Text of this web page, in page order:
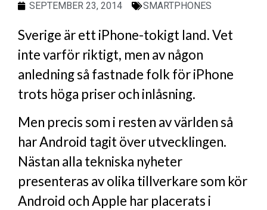
SEPTEMBER 23, 2014 SMARTPHONES
Sverige är ett iPhone-tokigt land. Vet
inte varför riktigt, men av någon
anledning så fastnade folk för iPhone
trots höga priser och inlåsning.
Men precis som i resten av världen så
har Android tagit över utvecklingen.
Nästan alla tekniska nyheter
presenteras av olika tillverkare som kör
Android och Apple har placerats i